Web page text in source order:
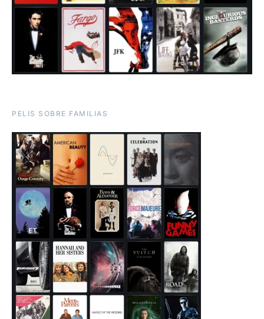
PELIS SOBRE FAMILIAS